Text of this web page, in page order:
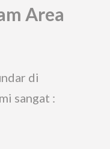
Area
di
sangat :